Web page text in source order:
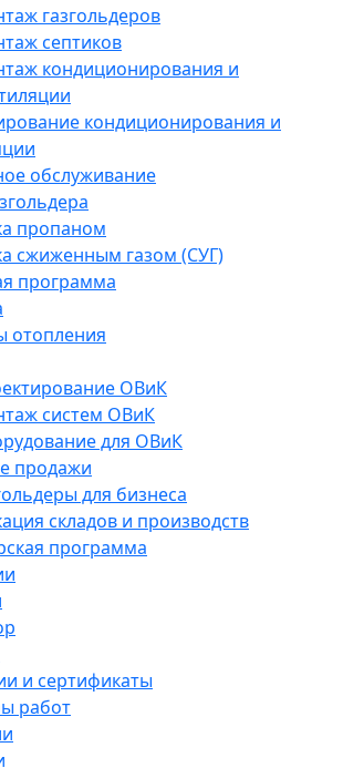
газгольдеров
септиков
кондиционирования и
кондиционирования и
обслуживание
пропаном
сжиженным газом (СУГ)
программа
отопления
ОВиК
систем ОВиК
для ОВиК
продажи
для бизнеса
складов и производств
программа
и сертификаты
работ